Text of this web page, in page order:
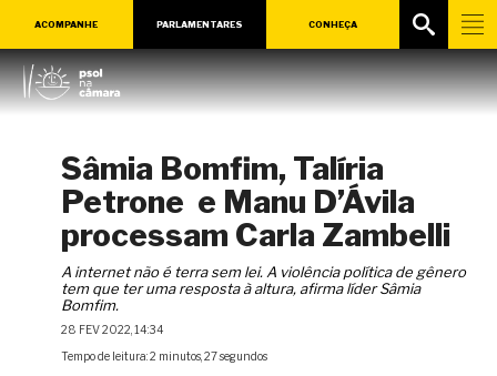
ACOMPANHE PARLAMENTARES CONHEÇA
Sâmia Bomfim, Talíria
Petrone e Manu D’Ávila
processam Carla Zambelli
A internet não é terra sem lei. A violência política de gênero
tem que ter uma resposta à altura, afirma líder Sâmia
Bomfim.
28 FEV 2022, 14:34
Tempo de leitura: 2 minutos, 27 segundos